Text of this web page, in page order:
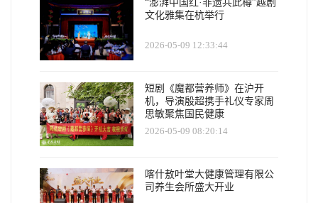
“澎湃中国红·非遗共此樽”越剧
文化雅集在杭举行
2026-05-09 12:33:44
短剧《魔都营养师》在沪开
机，导演殷超携手礼仪专家周
思敏聚焦国民健康
2026-05-09 08:20:14
喀什敖叶堂大健康管理有限公
司养生会所盛大开业